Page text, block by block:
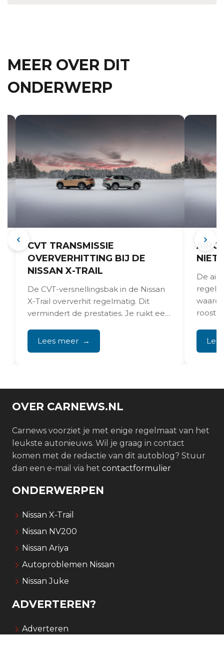
MEER OVER DIT
ONDERWERP
CVT TRANSMISSIE
OVERVERHITTING BIJ DE
NISSAN X-TRAIL
De CVT-versnellingsbak in de Nissan
X-Trail oververhit regelmatig. Dit
vermindert de prestaties. Je ruikt een
waarschuwingslampjes op...
Lees meer
NIET
De
OVER CARNEWS.NL
Carnews voorziet je met enige regelmaat van het
leukste autonieuws. Wil je graag in contact
komen met de redactie van dit autoblog? Stuur
dan een e-mail via het contactformulier
ONDERWERPEN
Nissan X-Trail
Nissan NV200
Nissan Ariya
Autoproblemen Nissan
Nissan Juke
ADVERTEREN?
Adverteren